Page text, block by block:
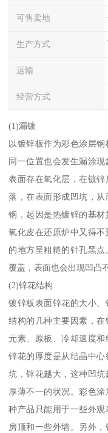
可售卖地
生产方式
运输
经营方式
(1)漏镀
以镀锌板作为彩色涂层
同一位置也会发生漏涂
表面存在氧化层，在镀
落，在表面形成凹坑，
钢，起因是热镀锌的基
氧化皮在还原炉中又得
的地方呈粗糙的针孔黑
覆盖，表面也会出现凹凸
(2)锌花结构
镀锌板表面锌花的大小
结构的几种主要因素，
元素、原板、冷却速度
锌花的厚度是从结晶中
坑，锌花越大，这种凹坑
厚薄不一的状况。彩色
种产品只能用于一些外
房顶和一些外墙。另外